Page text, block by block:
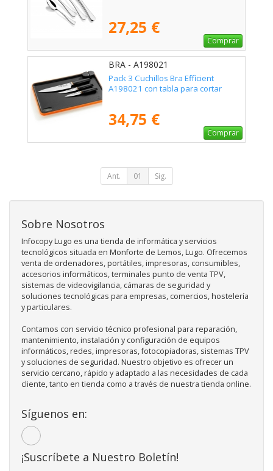
27,25 €
Comprar
BRA - A198021
Pack 3 Cuchillos Bra Efficient
A198021 con tabla para cortar
34,75 €
Comprar
Ant. 01 Sig.
Sobre Nosotros
Infocopy Lugo es una tienda de informática y servicios
tecnológicos situada en Monforte de Lemos, Lugo. Ofrecemos
venta de ordenadores, portátiles, impresoras, consumibles,
accesorios informáticos, terminales punto de venta TPV,
sistemas de videovigilancia, cámaras de seguridad y
soluciones tecnológicas para empresas, comercios, hostelería
y particulares.
Contamos con servicio técnico profesional para reparación,
mantenimiento, instalación y configuración de equipos
informáticos, redes, impresoras, fotocopiadoras, sistemas TPV
y soluciones de seguridad. Nuestro objetivo es ofrecer un
servicio cercano, rápido y adaptado a las necesidades de cada
cliente, tanto en tienda como a través de nuestra tienda online.
Síguenos en:
¡Suscríbete a Nuestro Boletín!